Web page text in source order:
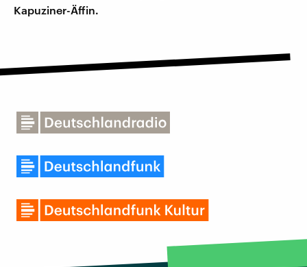
Kapuziner-Äffin.